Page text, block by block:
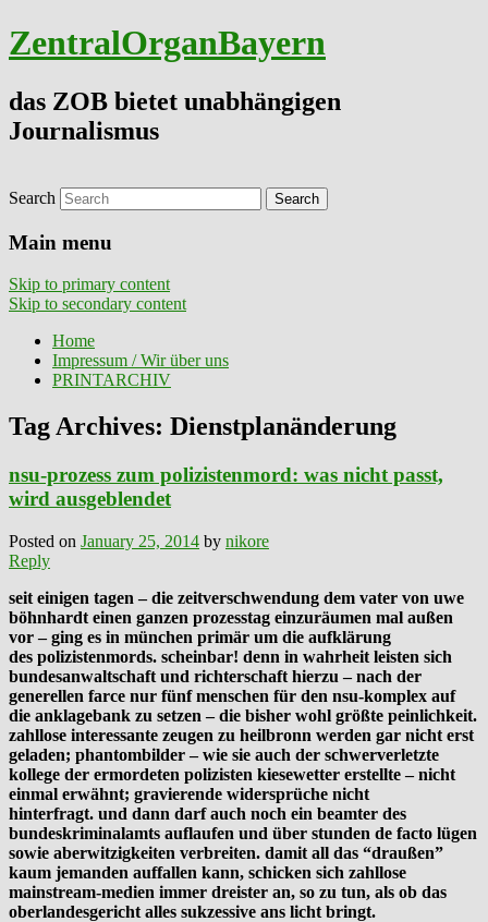
ZentralOrganBayern
das ZOB bietet unabhängigen
Journalismus
Search
Main menu
Skip to primary content
Skip to secondary content
Home
Impressum / Wir über uns
PRINTARCHIV
Tag Archives: Dienstplanänderung
nsu-prozess zum polizistenmord: was nicht passt,
wird ausgeblendet
Posted on January 25, 2014 by nikore
Reply
seit einigen tagen – die zeitverschwendung dem vater von uwe
böhnhardt einen ganzen prozesstag einzuräumen mal außen
vor – ging es in münchen primär um die aufklärung
des polizistenmords. scheinbar! denn in wahrheit leisten sich
bundesanwaltschaft und richterschaft hierzu – nach der
generellen farce nur fünf menschen für den nsu-komplex auf
die anklagebank zu setzen – die bisher wohl größte peinlichkeit.
zahllose interessante zeugen zu heilbronn werden gar nicht erst
geladen; phantombilder – wie sie auch der schwerverletzte
kollege der ermordeten polizisten kiesewetter erstellte – nicht
einmal erwähnt; gravierende widersprüche nicht
hinterfragt. und dann darf auch noch ein beamter des
bundeskriminalamts auflaufen und über stunden de facto lügen
sowie aberwitzigkeiten verbreiten. damit all das “draußen”
kaum jemanden auffallen kann, schicken sich zahllose
mainstream-medien immer dreister an, so zu tun, als ob das
oberlandesgericht alles sukzessive ans licht bringt.